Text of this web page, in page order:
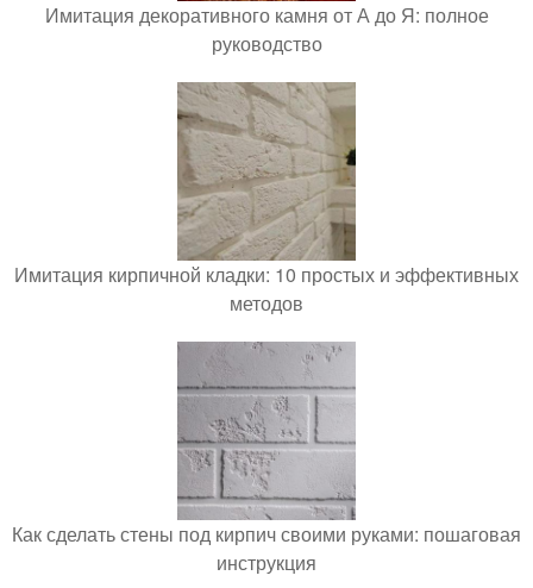
Имитация декоративного камня от А до Я: полное
руководство
Имитация кирпичной кладки: 10 простых и эффективных
методов
Как сделать стены под кирпич своими руками: пошаговая
инструкция